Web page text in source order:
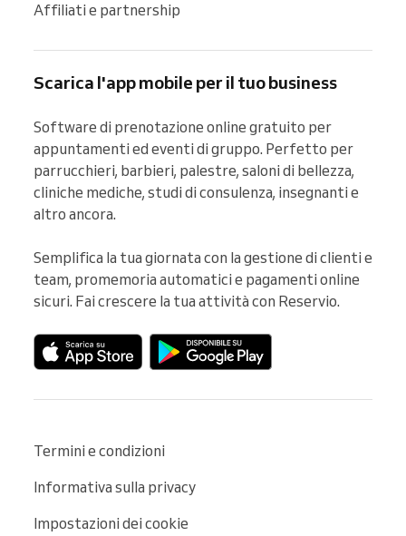
Affiliati e partnership
Scarica l'app mobile per il tuo business
Software di prenotazione online gratuito per
appuntamenti ed eventi di gruppo. Perfetto per
parrucchieri, barbieri, palestre, saloni di bellezza,
cliniche mediche, studi di consulenza, insegnanti e
altro ancora.
Semplifica la tua giornata con la gestione di clienti e
team, promemoria automatici e pagamenti online
sicuri. Fai crescere la tua attività con Reservio.
Termini e condizioni
Informativa sulla privacy
Impostazioni dei cookie